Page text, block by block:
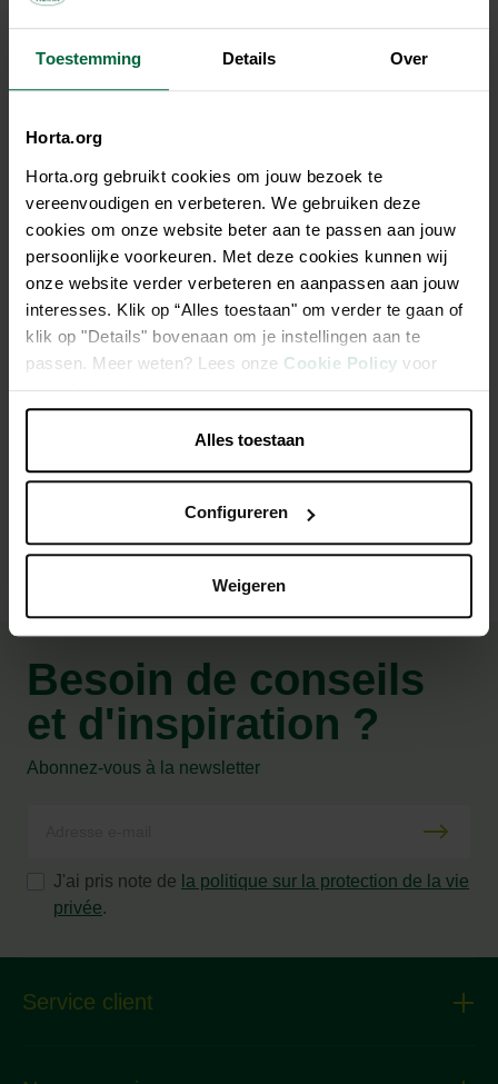
Toestemming Details Over
Horta.org
Horta.org gebruikt cookies om jouw bezoek te
vereenvoudigen en verbeteren. We gebruiken deze
cookies om onze website beter aan te passen aan jouw
persoonlijke voorkeuren. Met deze cookies kunnen wij
onze website verder verbeteren en aanpassen aan jouw
interesses. Klik op “Alles toestaan" om verder te gaan of
klik op "Details" bovenaan om je instellingen aan te
passen. Meer weten? Lees onze Cookie Policy voor
meer informatie.
Alles toestaan
Configureren
Weigeren
Tous les magasins n'ont pas la même gamme
Description
Convient pour la jardinière Barcelona. Ensemble, ils
embellissent votre balcon ou votre mur.
Fabriqué avec des matériaux recyclés
S'adapte à tous les balcons
Facile à accrocher
Caractéristiques
Besoin de conseils
et d'inspiration ?
Abonnez-vous à la newsletter
J'ai pris note de la politique sur la protection de la vie
privée.
Service client